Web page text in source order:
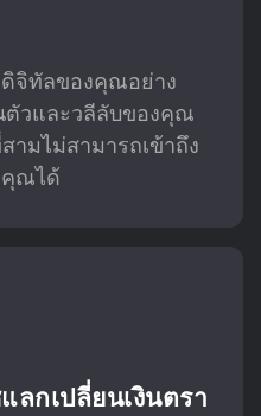
จิทัลของคุณอย่าง
วและวลีลับของคุณ
มไม่สามารถเข้าถึง
คุณได้
กเปลี่ยนเงินตรา